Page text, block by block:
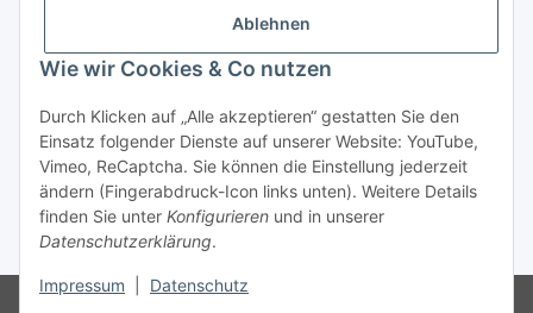
Ablehnen
Wie wir Cookies & Co nutzen
Durch Klicken auf „Alle akzeptieren“ gestatten Sie den
Einsatz folgender Dienste auf unserer Website: YouTube,
Vimeo, ReCaptcha. Sie können die Einstellung jederzeit
ändern (Fingerabdruck-Icon links unten). Weitere Details
finden Sie unter Konfigurieren und in unserer
Datenschutzerklärung.
Impressum Datenschutz
Gesetzliche Informationen
Vertrag widerrufen
* Alle Preise inkl. gesetzlicher USt., zzgl.